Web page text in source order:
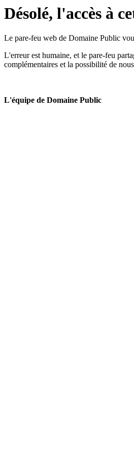
Désolé, l'accès à
Le pare-feu web de Domaine Public
L'erreur est humaine, et le pare-feu
complémentaires et la possibilité de
L'équipe de Domaine Public